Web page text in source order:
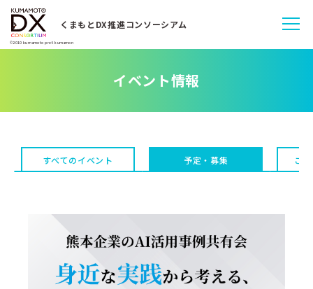
©2010 kumamoto pref. kumamon
くまもとDX推進コンソーシアム
イベント情報
すべてのイベント 予定・募集 こ